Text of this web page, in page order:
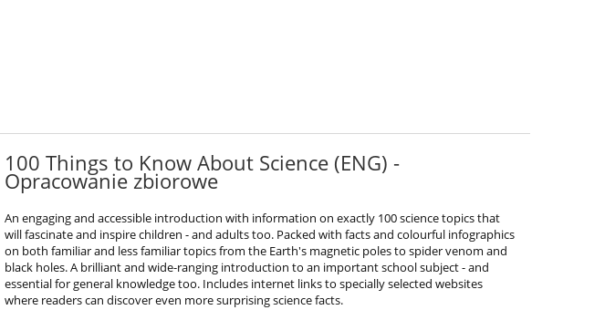
100 Things to Know About Science (ENG) -
Opracowanie zbiorowe
An engaging and accessible introduction with information on exactly 100 science topics that
will fascinate and inspire children - and adults too. Packed with facts and colourful infographics
on both familiar and less familiar topics from the Earth's magnetic poles to spider venom and
black holes. A brilliant and wide-ranging introduction to an important school subject - and
essential for general knowledge too. Includes internet links to specially selected websites
where readers can discover even more surprising science facts.